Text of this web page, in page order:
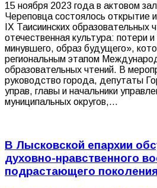
15 ноября 2023 года в актовом
Череповца состоялось открытие
IX Таисиинских образовательных
отечественная культура: потери
минувшего, образ будущего»,
региональным этапом
образовательных чтений. В
руководство города, депутаты
управ, главы и начальники
муниципальных округов,…
В Лысковской епархии
духовно-нравственного
подрастающего поколения